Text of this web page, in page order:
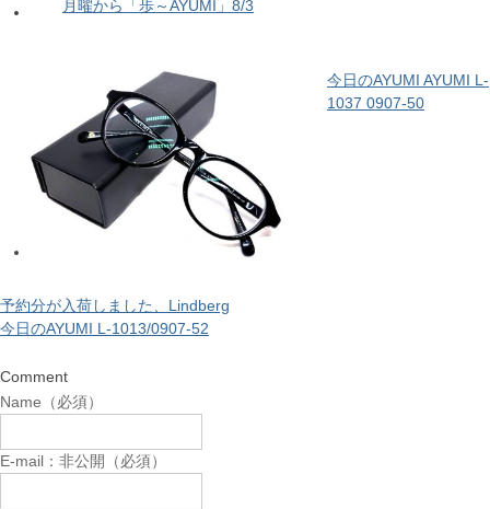
月曜から「歩～AYUMI」8/3
今日のAYUMI AYUMI L-
1037 0907-50
予約分が入荷しました、Lindberg
今日のAYUMI L-1013/0907-52
Comment
Name（必須）
E-mail：非公開（必須）